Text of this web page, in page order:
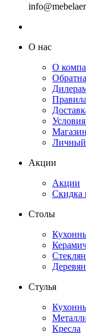
О нас
О
Личный
Акции
Акции
Скидка
Столы
Стулья
Кресла